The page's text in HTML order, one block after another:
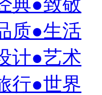
质●生活
计●艺术
行●世界